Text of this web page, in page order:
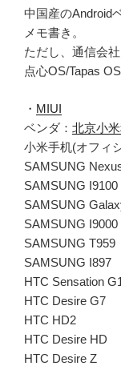
中国産のAndroid
メモ書き。
ただし、通信会
点心OS/Tapas
・ MIUI
ベンダ： 北京小
小米手机(オフィ
SAMSUNG
SAMSUNG I9100
SAMSUNG
SAMSUNG I9000
SAMSUNG T959
SAMSUNG I897
HTC Sensation
HTC Desire G7
HTC HD2
HTC Desire HD
HTC Desire Z